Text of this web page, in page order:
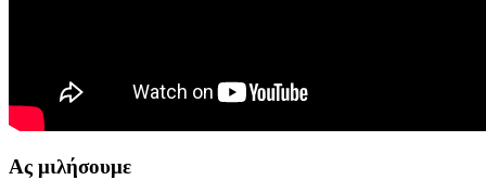
Ας μιλήσουμε